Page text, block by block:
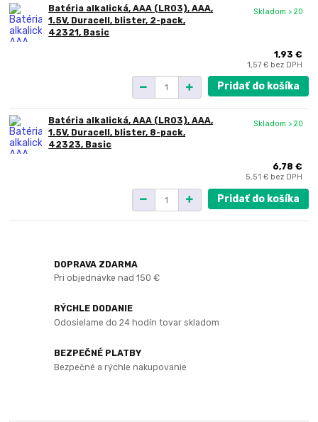
Batéria alkalická, AAA (LR03), AAA,
1.5V, Duracell, blister, 2-pack,
42321, Basic
1,93 €
1,57 € bez DPH
Skladom > 20
Pridať do košíka
Batéria alkalická, AAA (LR03), AAA,
1.5V, Duracell, blister, 8-pack,
42323, Basic
6,78 €
5,51 € bez DPH
Skladom > 20
Pridať do košíka
DOPRAVA ZDARMA
Pri objednávke nad 150 €
RÝCHLE DODANIE
Odosielame do 24 hodín tovar skladom
BEZPEČNÉ PLATBY
Bezpečné a rýchle nakupovanie